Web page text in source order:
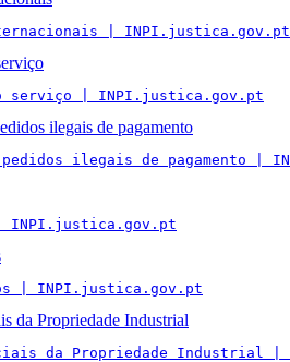
| INPI.justica.gov.pt
serviço | INPI.justica.gov.pt
ilegais de pagamento
pedidos ilegais de pagamento |
| INPI.justica.gov.pt
| INPI.justica.gov.pt
da Propriedade Industrial
da Propriedade Industrial